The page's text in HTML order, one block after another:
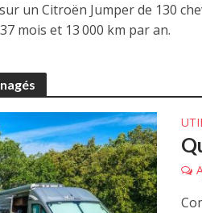
un Citroën Jumper de 130
mois et 13 000 km par an.